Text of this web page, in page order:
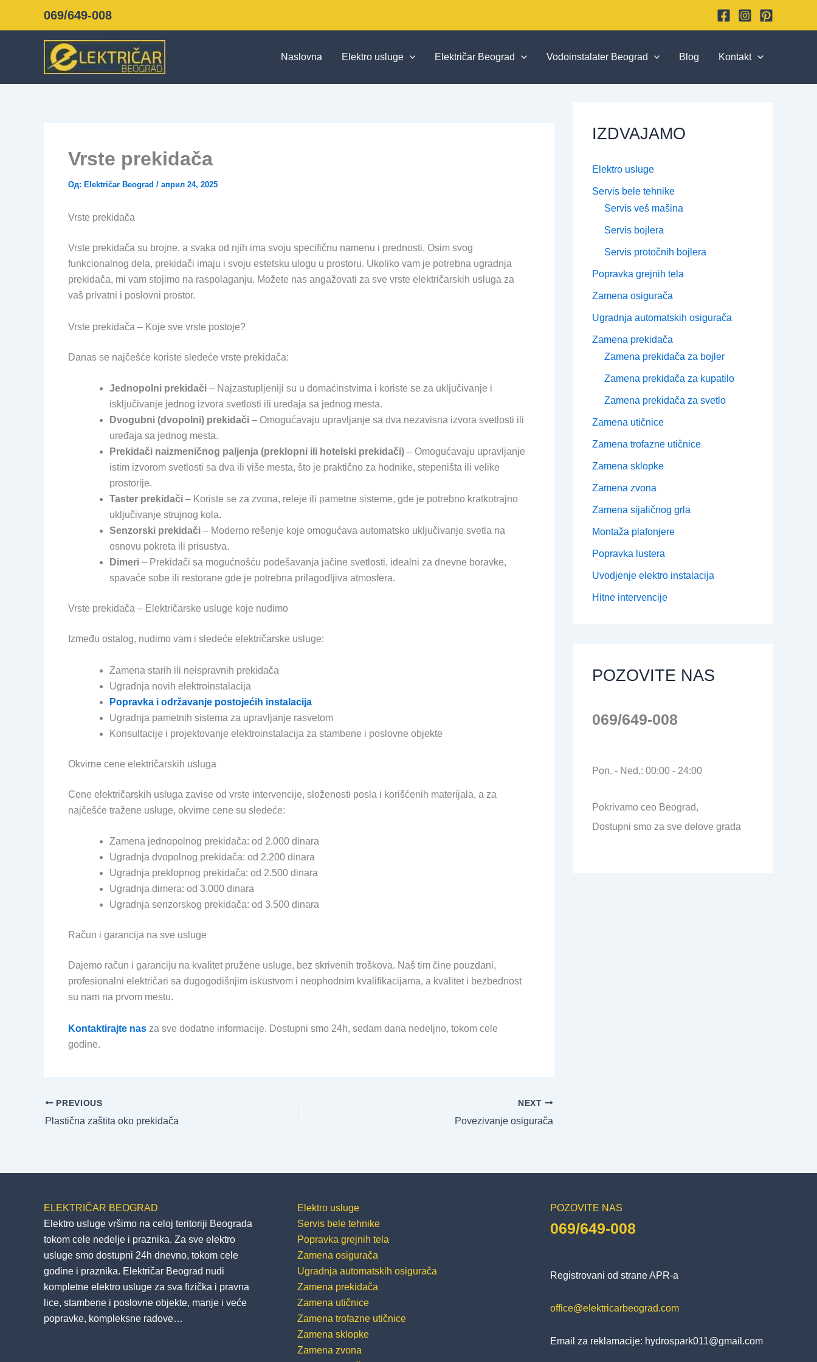
069/649-008
Naslovna Elektro usluge Električar Beograd Vodoinstalater Beograd Blog Kontakt
Vrste prekidača
Од: Električar Beograd / април 24, 2025
Vrste prekidača
Vrste prekidača su brojne, a svaka od njih ima svoju specifičnu namenu i prednosti. Osim svog
funkcionalnog dela, prekidači imaju i svoju estetsku ulogu u prostoru. Ukoliko vam je potrebna ugradnja
prekidača, mi vam stojimo na raspolaganju. Možete nas angažovati za sve vrste električarskih usluga za
vaš privatni i poslovni prostor.
Vrste prekidača – Koje sve vrste postoje?
Danas se najčešće koriste sledeće vrste prekidača:
Jednopolni prekidači – Najzastupljeniji su u domaćinstvima i koriste se za uključivanje i
isključivanje jednog izvora svetlosti ili uređaja sa jednog mesta.
Dvogubni (dvopolni) prekidači – Omogućavaju upravljanje sa dva nezavisna izvora svetlosti ili
uređaja sa jednog mesta.
Prekidači naizmeničnog paljenja (preklopni ili hotelski prekidači) – Omogućavaju upravljanje
istim izvorom svetlosti sa dva ili više mesta, što je praktično za hodnike, stepeništa ili velike
prostorije.
Taster prekidači – Koriste se za zvona, releje ili pametne sisteme, gde je potrebno kratkotrajno
uključivanje strujnog kola.
Senzorski prekidači – Moderno rešenje koje omogućava automatsko uključivanje svetla na
osnovu pokreta ili prisustva.
Dimeri – Prekidači sa mogućnošću podešavanja jačine svetlosti, idealni za dnevne boravke,
spavaće sobe ili restorane gde je potrebna prilagodljiva atmosfera.
Vrste prekidača – Električarske usluge koje nudimo
Između ostalog, nudimo vam i sledeće električarske usluge:
Zamena starih ili neispravnih prekidača
Ugradnja novih elektroinstalacija
Popravka i održavanje postojećih instalacija
Ugradnja pametnih sistema za upravljanje rasvetom
Konsultacije i projektovanje elektroinstalacija za stambene i poslovne objekte
Okvirne cene električarskih usluga
Cene električarskih usluga zavise od vrste intervencije, složenosti posla i korišćenih materijala, a za
najčešće tražene usluge, okvirne cene su sledeće:
Zamena jednopolnog prekidača: od 2.000 dinara
Ugradnja dvopolnog prekidača: od 2.200 dinara
Ugradnja preklopnog prekidača: od 2.500 dinara
Ugradnja dimera: od 3.000 dinara
Ugradnja senzorskog prekidača: od 3.500 dinara
Račun i garancija na sve usluge
Dajemo račun i garanciju na kvalitet pružene usluge, bez skrivenih troškova. Naš tim čine pouzdani,
profesionalni električari sa dugogodišnjim iskustvom i neophodnim kvalifikacijama, a kvalitet i bezbednost
su nam na prvom mestu.
Kontaktirajte nas za sve dodatne informacije. Dostupni smo 24h, sedam dana nedeljno, tokom cele
godine.
PREVIOUS
Plastična zaštita oko prekidača
NEXT
Povezivanje osigurača
IZDVAJAMO
Elektro usluge
Servis bele tehnike
Servis veš mašina
Servis bojlera
Servis protočnih bojlera
Popravka grejnih tela
Zamena osigurača
Ugradnja automatskih osigurača
Zamena prekidača
Zamena prekidača za bojler
Zamena prekidača za kupatilo
Zamena prekidača za svetlo
Zamena utičnice
Zamena trofazne utičnice
Zamena sklopke
Zamena zvona
Zamena sijaličnog grla
Montaža plafonjere
Popravka lustera
Uvodjenje elektro instalacija
Hitne intervencije
POZOVITE NAS
069/649-008
Pon. - Ned.: 00:00 - 24:00
Pokrivamo ceo Beograd,
Dostupni smo za sve delove grada
ELEKTRIČAR BEOGRAD
Elektro usluge vršimo na celoj teritoriji Beograda
tokom cele nedelje i praznika. Za sve elektro
usluge smo dostupni 24h dnevno, tokom cele
godine i praznika. Električar Beograd nudi
kompletne elektro usluge za sva fizička i pravna
lice, stambene i poslovne objekte, manje i veće
popravke, kompleksne radove…
Elektro usluge
Servis bele tehnike
Popravka grejnih tela
Zamena osigurača
Ugradnja automatskih osigurača
Zamena prekidača
Zamena utičnice
Zamena trofazne utičnice
Zamena sklopke
Zamena zvona
POZOVITE NAS
069/649-008
Registrovani od strane APR-a
office@elektricarbeograd.com
Email za reklamacije: hydrospark011@gmail.com